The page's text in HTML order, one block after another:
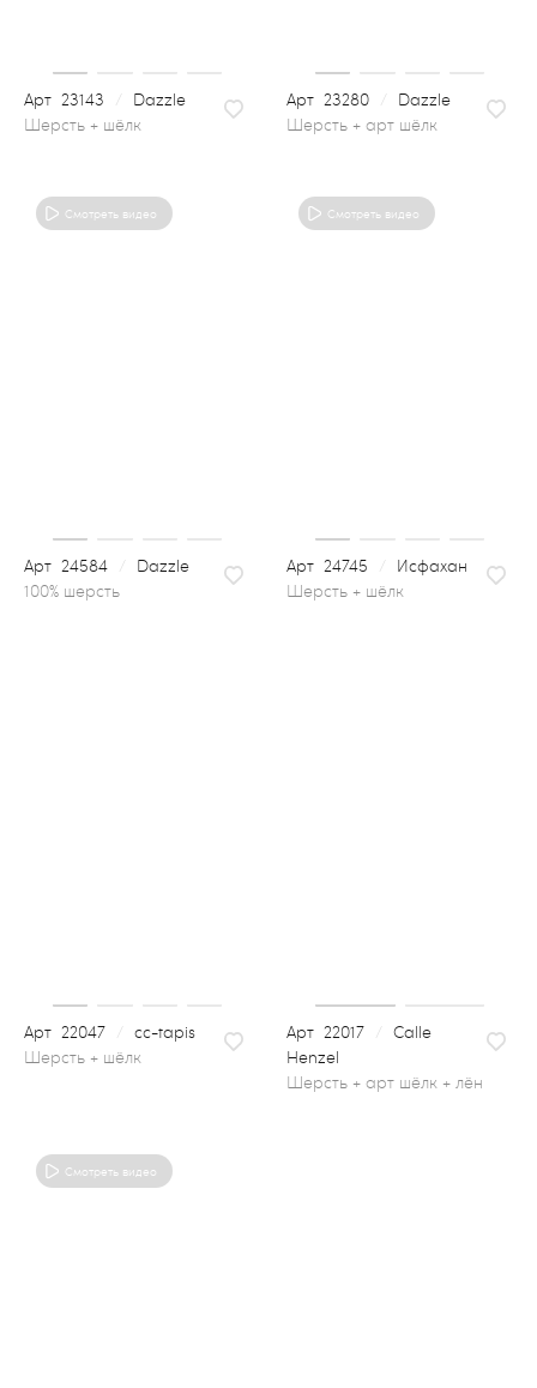
23143 Dazzle 23280
Dazzle
шерсть + арт шёлк
Смотреть видео
24584 Dazzle
Смотреть видео
24745
Исфахан
шерсть + шёлк
22047 cc-tapis 22017
Calle
Henzel
шерсть + арт шёлк + лён
Смотреть видео